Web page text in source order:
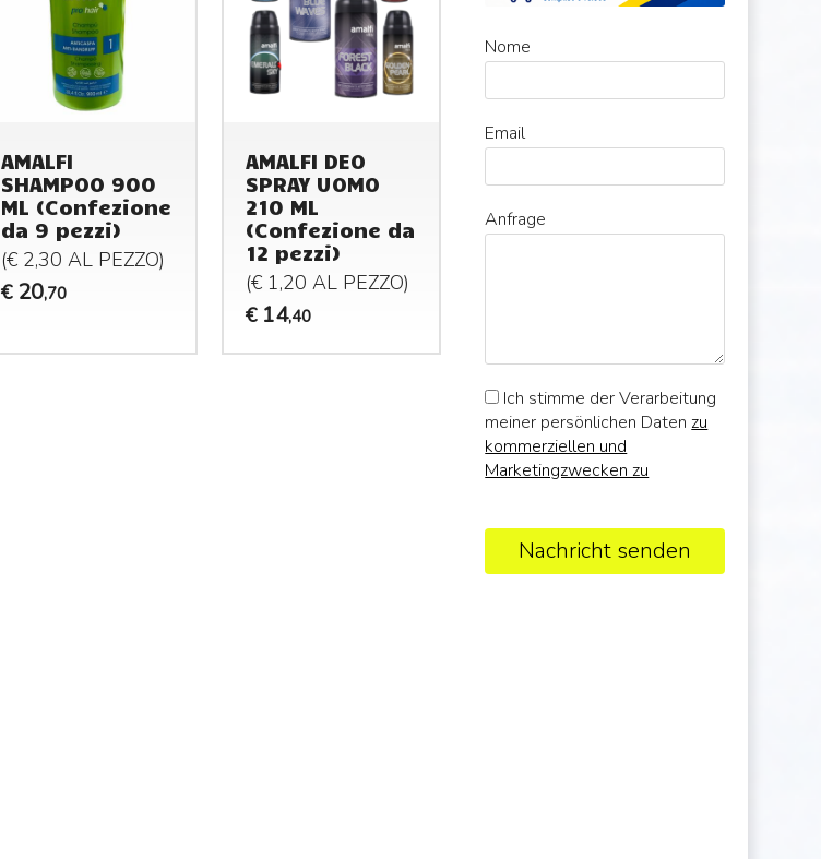
AMALFI
SHAMPOO 900
ML (Confezione
da 9 pezzi)
(€ 2,30 AL PEZZO)
€ 20,70
AMALFI DEO
SPRAY UOMO
210 ML
(Confezione da
12 pezzi)
(€ 1,20 AL PEZZO)
€ 14,40
Nome
Email
Anfrage
Ich stimme der Verarbeitung
meiner persönlichen Daten zu
kommerziellen und
Marketingzwecken zu
Nachricht senden